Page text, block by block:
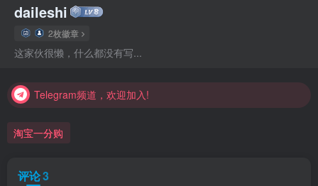
daileshi
2枚徽章
这家伙很懒，什么都没有写...
Telegram频道，欢迎加入!
Telegram频道，欢迎加入!
淘宝一分购
评论3